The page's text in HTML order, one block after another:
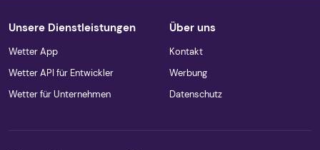
Unsere Dienstleistungen
Wetter App
Wetter API für Entwickler
Wetter für Unternehmen
Über uns
Kontakt
Werbung
Datenschutz